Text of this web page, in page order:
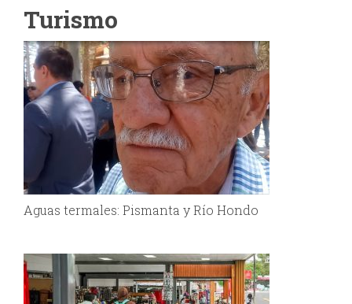
Turismo
Aguas termales: Pismanta y Río Hondo